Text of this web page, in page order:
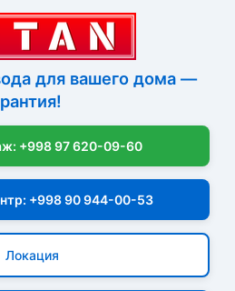
для вашего дома —
+998 97 620-09-60
+998 90 944-00-53
Локация